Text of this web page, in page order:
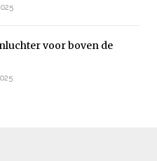
voor boven de